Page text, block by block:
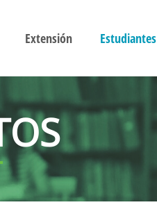
Extensión Estudiantes